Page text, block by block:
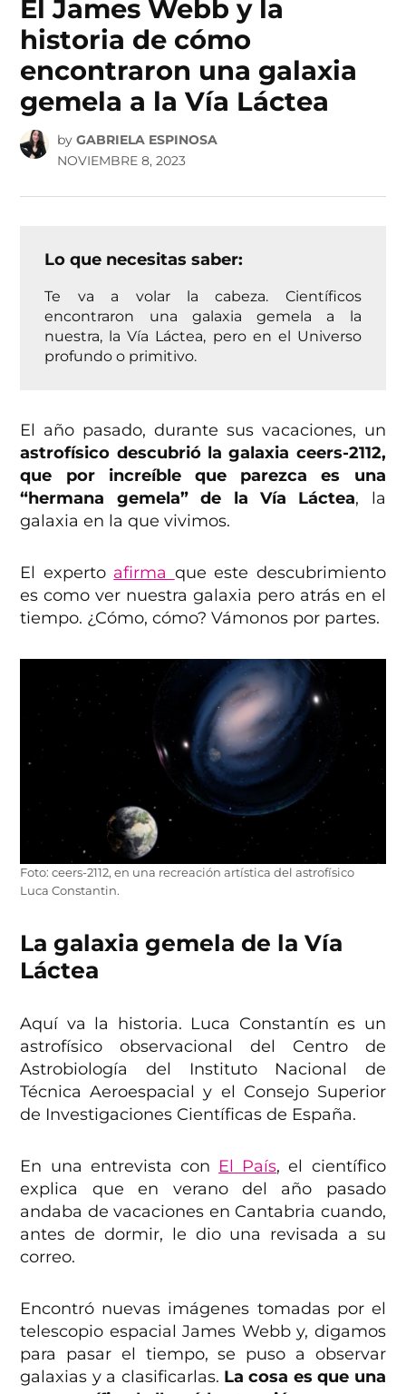
El James Webb y la
historia de cómo
encontraron una galaxia
gemela a la Vía Láctea
by GABRIELA ESPINOSA
NOVIEMBRE 8, 2023
Lo que necesitas saber:
Te va a volar la cabeza. Científicos
encontraron una galaxia gemela a la
nuestra, la Vía Láctea, pero en el Universo
profundo o primitivo.
El año pasado, durante sus vacaciones, un
astrofísico descubrió la galaxia ceers-2112,
que por increíble que parezca es una
“hermana gemela” de la Vía Láctea, la
galaxia en la que vivimos.
El experto afirma que este descubrimiento
es como ver nuestra galaxia pero atrás en el
tiempo. ¿Cómo, cómo? Vámonos por partes.
Foto: ceers-2112, en una recreación artística del astrofísico
Luca Constantin.
La galaxia gemela de la Vía
Láctea
Aquí va la historia. Luca Constantín es un
astrofísico observacional del Centro de
Astrobiología del Instituto Nacional de
Técnica Aeroespacial y el Consejo Superior
de Investigaciones Científicas de España.
En una entrevista con El País, el científico
explica que en verano del año pasado
andaba de vacaciones en Cantabria cuando,
antes de dormir, le dio una revisada a su
correo.
Encontró nuevas imágenes tomadas por el
telescopio espacial James Webb y, digamos
para pasar el tiempo, se puso a observar
galaxias y a clasificarlas. La cosa es que una